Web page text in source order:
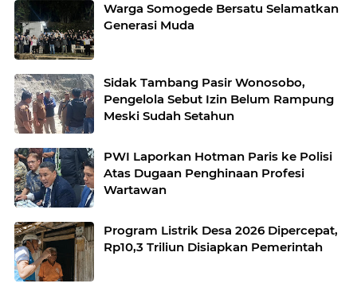
Warga Somogede Bersatu Selamatkan
Generasi Muda
Sidak Tambang Pasir Wonosobo,
Pengelola Sebut Izin Belum Rampung
Meski Sudah Setahun
PWI Laporkan Hotman Paris ke Polisi
Atas Dugaan Penghinaan Profesi
Wartawan
Program Listrik Desa 2026 Dipercepat,
Rp10,3 Triliun Disiapkan Pemerintah